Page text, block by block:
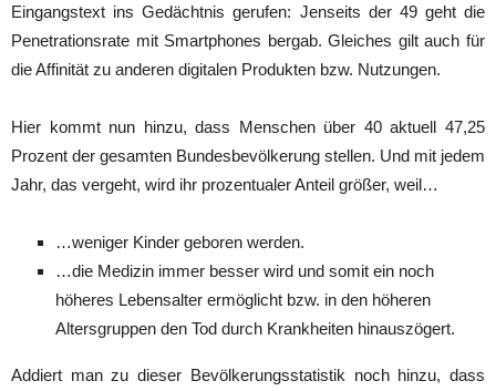
Eingangstext ins Gedächtnis gerufen: Jenseits der 49 geht die
Penetrationsrate mit Smartphones bergab. Gleiches gilt auch für
die Affinität zu anderen digitalen Produkten bzw. Nutzungen.
Hier kommt nun hinzu, dass Menschen über 40 aktuell 47,25
Prozent der gesamten Bundesbevölkerung stellen. Und mit jedem
Jahr, das vergeht, wird ihr prozentualer Anteil größer, weil…
…weniger Kinder geboren werden.
…die Medizin immer besser wird und somit ein noch
höheres Lebensalter ermöglicht bzw. in den höheren
Altersgruppen den Tod durch Krankheiten hinauszögert.
Addiert man zu dieser Bevölkerungsstatistik noch hinzu, dass